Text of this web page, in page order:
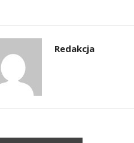
Redakcja